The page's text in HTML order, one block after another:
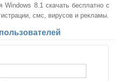
Windows 8.1 скачать бесплатно с
смс, вирусов и рекламы.